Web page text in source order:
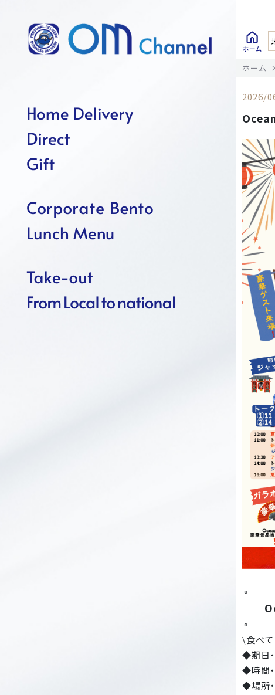
ホーム
2026/
\食べて
◆期日
◆時間・
◆場所